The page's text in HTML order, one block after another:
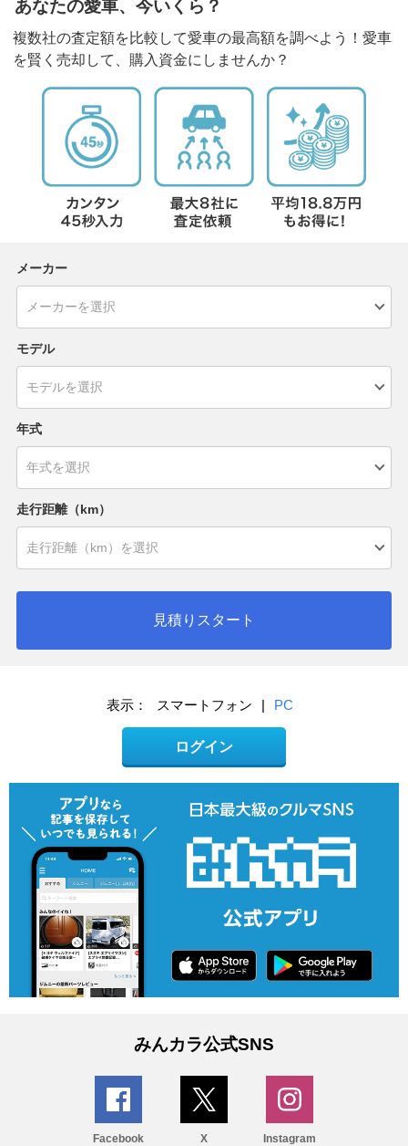
あなたの愛車、今いくら？
複数社の査定額を比較して愛車の最高額を調べよう！愛車
を賢く売却して、購入資金にしませんか？
メーカー
モデル
年式
走行距離（km）
見積りスタート
表示： スマートフォン | PC
ログイン
みんカラ公式SNS
Facebook X Instagram